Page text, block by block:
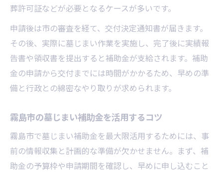
葬許可証などが必要となるケースが多いです。
申請後は市の審査を経て、交付決定通知書が届きます。
その後、実際に墓じまい作業を実施し、完了後に実績報
告書や領収書を提出すると補助金が支給されます。補助
金の申請から交付までには時間がかかるため、早めの準
備と行政との綿密なやり取りが求められます。
霧島市の墓じまい補助金を活用するコツ
霧島市で墓じまい補助金を最大限活用するためには、事
前の情報収集と計画的な準備が欠かせません。まず、補
助金の予算枠や申請期間を確認し、早めに申し込むこと